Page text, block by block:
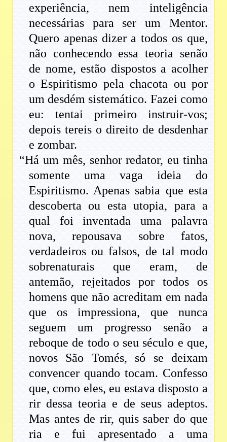
experiência, nem inteligência
necessárias para ser um Mentor.
Quero apenas dizer a todos os que,
não conhecendo essa teoria senão
de nome, estão dispostos a acolher
o Espiritismo pela chacota ou por
um desdém sistemático. Fazei como
eu: tentai primeiro instruir-vos;
depois tereis o direito de desdenhar
e zombar.
“Há um mês, senhor redator, eu tinha
somente uma vaga ideia do
Espiritismo. Apenas sabia que esta
descoberta ou esta utopia, para a
qual foi inventada uma palavra
nova, repousava sobre fatos,
verdadeiros ou falsos, de tal modo
sobrenaturais que eram, de
antemão, rejeitados por todos os
homens que não acreditam em nada
que os impressiona, que nunca
seguem um progresso senão a
reboque de todo o seu século e que,
novos São Tomés, só se deixam
convencer quando tocam. Confesso
que, como eles, eu estava disposto a
rir dessa teoria e de seus adeptos.
Mas antes de rir, quis saber do que
ria e fui apresentado a uma